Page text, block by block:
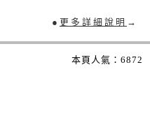
● 更多詳細說明 →
本頁人氣：6872